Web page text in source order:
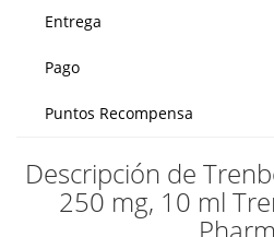
Entrega
Pago
Puntos Recompensa
Descripción de
250 mg, 10 ml